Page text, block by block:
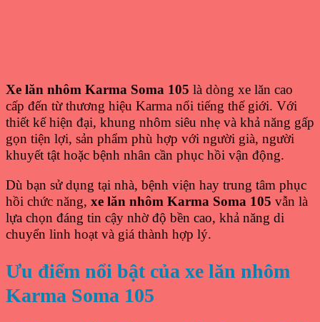
Xe lăn nhôm Karma Soma 105 là dòng xe lăn cao
cấp đến từ thương hiệu Karma nổi tiếng thế giới. Với
thiết kế hiện đại, khung nhôm siêu nhẹ và khả năng gấp
gọn tiện lợi, sản phẩm phù hợp với người già, người
khuyết tật hoặc bệnh nhân cần phục hồi vận động.
Dù bạn sử dụng tại nhà, bệnh viện hay trung tâm phục
hồi chức năng, xe lăn nhôm Karma Soma 105 vẫn là
lựa chọn đáng tin cậy nhờ độ bền cao, khả năng di
chuyển linh hoạt và giá thành hợp lý.
Ưu điểm nổi bật của xe lăn nhôm
Karma Soma 105